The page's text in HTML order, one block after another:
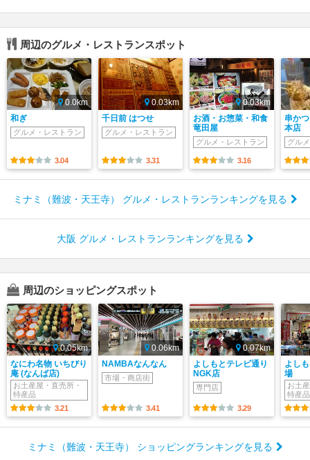
周辺のグルメ・レストランスポット
0.0km
和ぎ
グルメ・レストラン
3.04
0.03km
千日前 はつせ
グルメ・レストラン
3.31
0.03km
お酒・お惣菜・和食
竜田屋
グルメ・レストラン
3.16
串か
本店
グル
ミナミ（難波・天王寺） グルメ・レストランランキングを見る
大阪 グルメ・レストランランキングを見る
周辺のショッピングスポット
0.05km
なにわ名物 いちびり
庵 (なんば店)
お土産屋・直売所・
特産品
3.21
0.06km
NAMBAなんなん
市場・商店街
3.41
0.07km
よしもとテレビ通り
NGK店
専門店
3.29
よし
場
お土
特産品
ミナミ（難波・天王寺） ショッピングランキングを見る